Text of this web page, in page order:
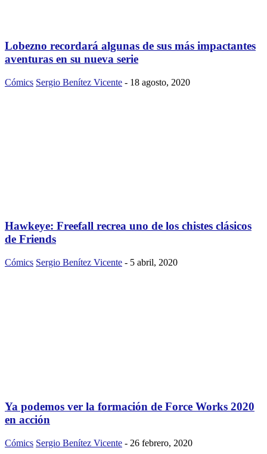
Lobezno recordará algunas de sus más impactantes
aventuras en su nueva serie
Cómics Sergio Benítez Vicente - 18 agosto, 2020
Hawkeye: Freefall recrea uno de los chistes clásicos
de Friends
Cómics Sergio Benítez Vicente - 5 abril, 2020
Ya podemos ver la formación de Force Works 2020
en acción
Cómics Sergio Benítez Vicente - 26 febrero, 2020